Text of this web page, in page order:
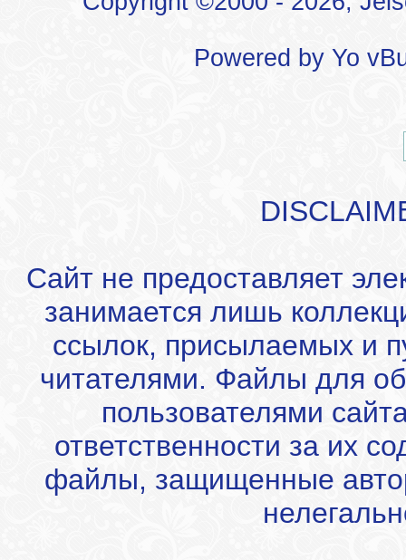
Powered by Yo
Сайт не предоставляет
занимается лишь
ссылок, присылаемых и
читателями. Файлы для
пользователями
ответственности за их
файлы, защищенные